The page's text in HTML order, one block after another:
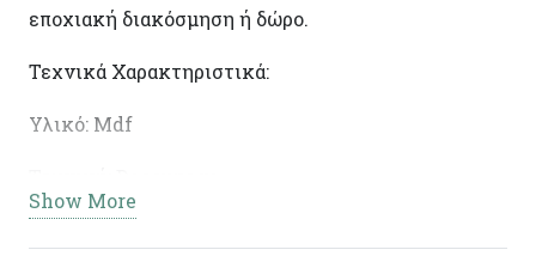
εποχιακή διακόσμηση ή δώρο.
Τεχνικά Χαρακτηριστικά:
Υλικό: Mdf
Show More